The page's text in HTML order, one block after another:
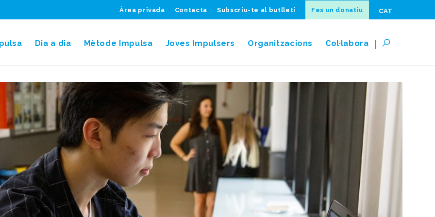
Àrea privada Contacta Subscriu-te al butlletí Fes un donatiu CAT
Dia a dia Mètode Impulsa Joves Impulsers Organitzacions Col·labora